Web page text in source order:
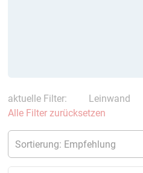
aktuelle Filter: Leinwand
Alle Filter zurücksetzen